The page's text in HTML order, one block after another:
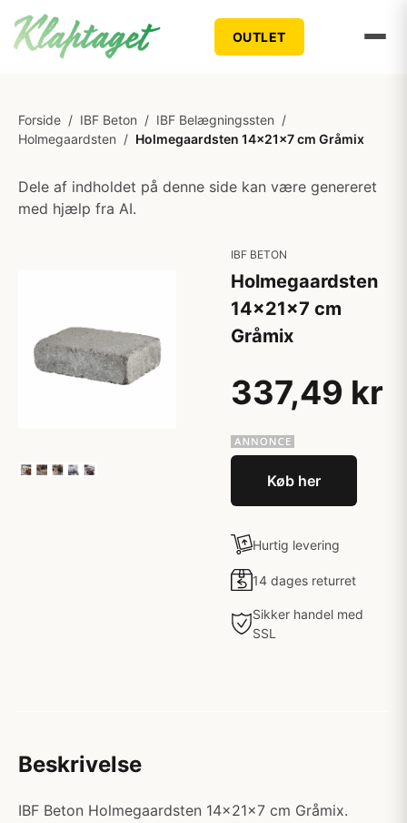
OUTLET
Forside / IBF Beton / IBF Belægningssten /
Holmegaardsten / Holmegaardsten 14x21x7 cm Gråmix
Dele af indholdet på denne side kan være genereret
med hjælp fra AI.
IBF BETON
Holmegaardsten
14x21x7 cm
Gråmix
337,49 kr
Køb her
Hurtig levering
14 dages returret
Sikker handel med
SSL
Beskrivelse
IBF Beton Holmegaardsten 14x21x7 cm Gråmix.